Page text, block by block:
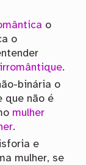
o
o
.
binária o
que não é
mulher
.
e
mulher, se